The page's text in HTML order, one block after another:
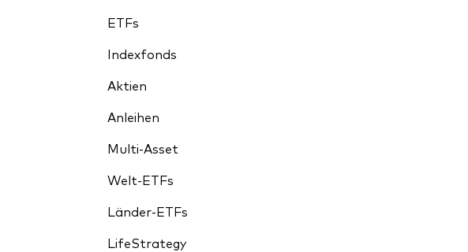
ETFs
Indexfonds
Aktien
Anleihen
Multi-Asset
Welt-ETFs
Länder-ETFs
LifeStrategy